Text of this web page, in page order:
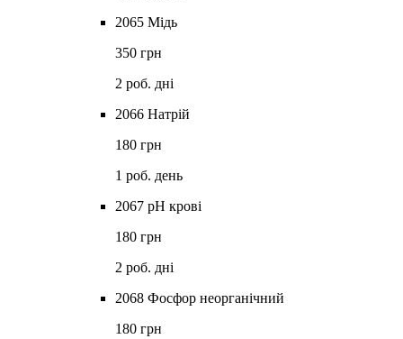
2065 Мідь
350 грн
2 роб. дні
2066 Натрій
180 грн
1 роб. день
2067 рН крові
180 грн
2 роб. дні
2068 Фосфор неорганічний
180 грн